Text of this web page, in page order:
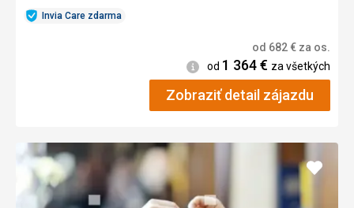
Invia Care zdarma
od 682€ za os.
Informácie
od 1 364€ za všetkých
Zobraziť detail zájazdu
Pridať